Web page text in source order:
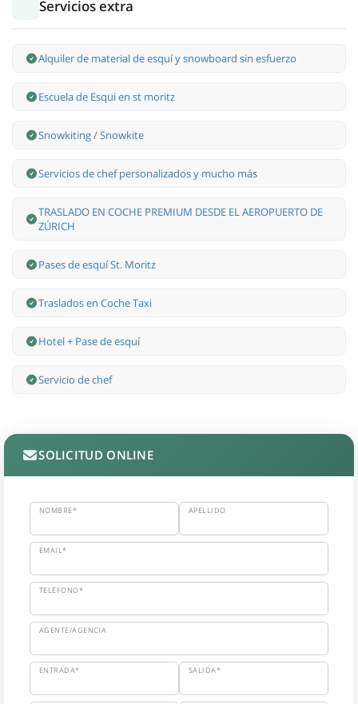
Servicios extra
Alquiler de material de esquí y snowboard sin esfuerzo
Escuela de Esqui en st moritz
Snowkiting / Snowkite
Servicios de chef personalizados y mucho más
TRASLADO EN COCHE PREMIUM DESDE EL AEROPUERTO DE
ZÚRICH
Pases de esquí St. Moritz
Traslados en Coche Taxi
Hotel + Pase de esquí
Servicio de chef
SOLICITUD ONLINE
NOMBRE* APELLIDO
EMAIL*
TELÉFONO*
AGENTE/AGENCIA
ENTRADA* SALIDA*